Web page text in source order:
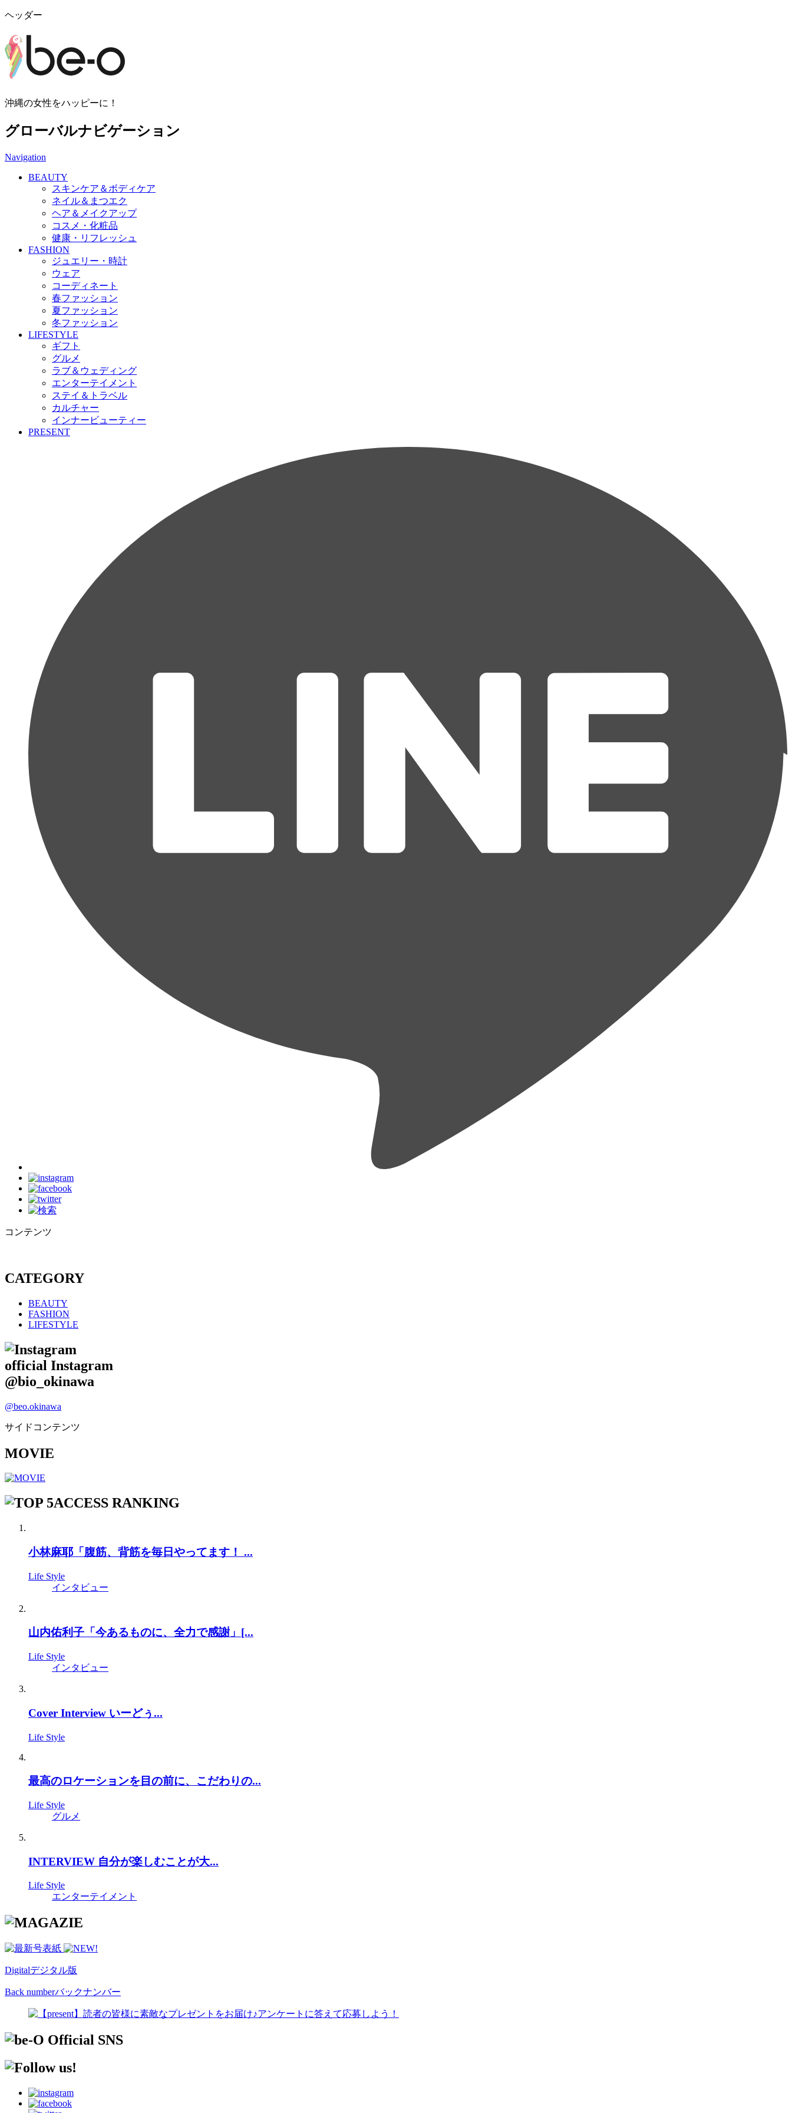
ヘッダー
沖縄の女性をハッピーに！
グローバルナビゲーション
Navigation
BEAUTY
スキンケア＆ボディケア
ネイル＆まつエク
ヘア＆メイクアップ
コスメ・化粧品
健康・リフレッシュ
FASHION
ジュエリー・時計
ウェア
コーディネート
春ファッション
夏ファッション
冬ファッション
LIFESTYLE
ギフト
グルメ
ラブ＆ウェディング
エンターテイメント
ステイ＆トラベル
カルチャー
インナービューティー
PRESENT
コンテンツ
CATEGORY
BEAUTY
FASHION
LIFESTYLE
official Instagram
@bio_okinawa
@beo.okinawa
サイドコンテンツ
MOVIE
ACCESS RANKING
小林麻耶「腹筋、背筋を毎日やってます！ ...
Life Style
インタビュー
山内佑利子「今あるものに、全力で感謝」[...
Life Style
インタビュー
Cover Interview いーどぅ...
Life Style
最高のロケーションを目の前に、こだわりの...
Life Style
グルメ
INTERVIEW 自分が楽しむことが大...
Life Style
エンターテイメント
Digitalデジタル版
Back numberバックナンバー